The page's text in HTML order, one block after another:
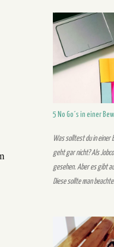
mit einer individuellen
Persönlichkeit
einzigartigen
Folgende Tipps können
Bewerbung
sondern formuliere
jeder finden und
nicht auf und bleibst
eigenen indi...
5 No Go´s in einer
Was solltest du in einer
geht gar nicht? Als
gesehen. Aber es gibt
Diese sollte man
auf eine verständliche
verschachtelten